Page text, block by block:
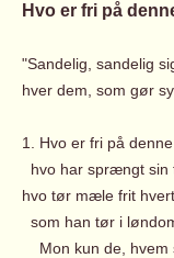
Hvo er fri på
"Sandelig, sandelig
hver dem, som gør
1. Hvo er fri på denne
hvo har sprængt
hvo tør mæle frit hvert
som han tør i
Mon kun de, hvem